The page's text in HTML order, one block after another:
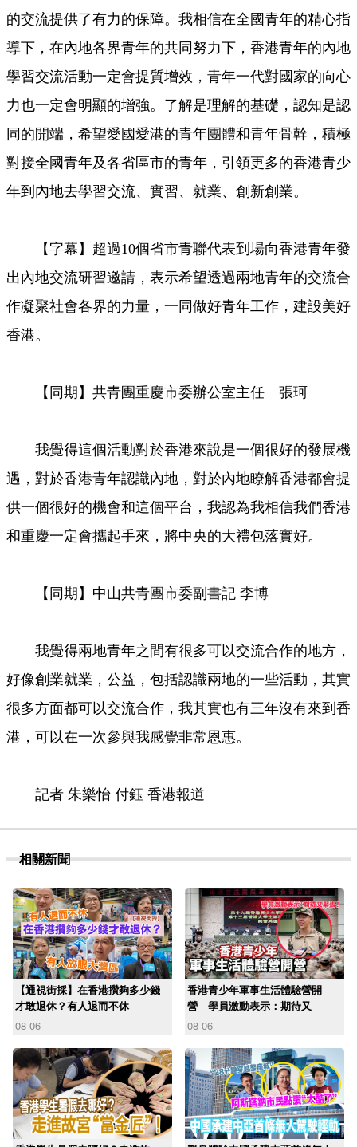
的交流提供了有力的保障。我相信在全國青年的精心指
導下，在內地各界青年的共同努力下，香港青年的內地
學習交流活動一定會提質增效，青年一代對國家的向心
力也一定會明顯的增強。了解是理解的基礎，認知是認
同的開端，希望愛國愛港的青年團體和青年骨幹，積極
對接全國青年及各省區市的青年，引領更多的香港青少
年到內地去學習交流、實習、就業、創新創業。
【字幕】超過10個省市青聯代表到場向香港青年發
出內地交流研習邀請，表示希望透過兩地青年的交流合
作凝聚社會各界的力量，一同做好青年工作，建設美好
香港。
【同期】共青團重慶市委辦公室主任 張珂
我覺得這個活動對於香港來說是一個很好的發展機
遇，對於香港青年認識內地，對於內地瞭解香港都會提
供一個很好的機會和這個平台，我認為我相信我們香港
和重慶一定會攜起手來，將中央的大禮包落實好。
【同期】中山共青團市委副書記 李博
我覺得兩地青年之間有很多可以交流合作的地方，
好像創業就業，公益，包括認識兩地的一些活動，其實
很多方面都可以交流合作，我其實也有三年沒有來到香
港，可以在一次參與我感覺非常恩惠。
記者 朱樂怡 付鈺 香港報道
相關新聞
【通視街採】在香港攢夠多少錢
才敢退休？有人退而不休
08-06
香港青少年軍事生活體驗營開
營 學員激動表示：期待又
08-06